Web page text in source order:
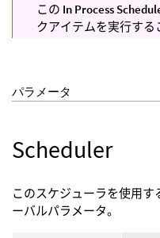
この In Process
クアイテムを実行する
パラメータ
Scheduler
このスケジューラを使用
ーバルパラメータ。